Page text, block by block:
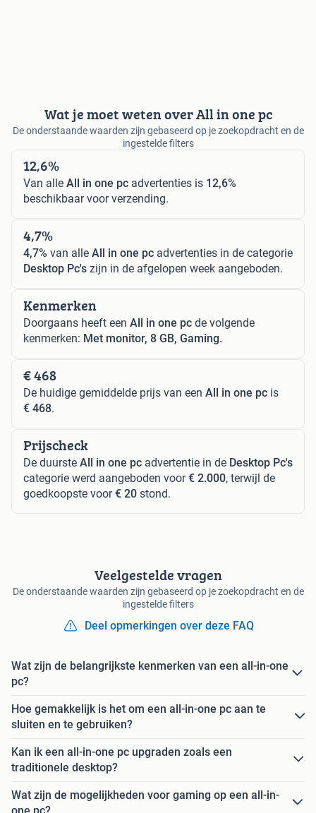
Wat je moet weten over All in one pc
De onderstaande waarden zijn gebaseerd op je zoekopdracht en de
ingestelde filters
12,6%
Van alle All in one pc advertenties is 12,6%
beschikbaar voor verzending.
4,7%
4,7% van alle All in one pc advertenties in de categorie
Desktop Pc's zijn in de afgelopen week aangeboden.
Kenmerken
Doorgaans heeft een All in one pc de volgende
kenmerken: Met monitor, 8 GB, Gaming.
€ 468
De huidige gemiddelde prijs van een All in one pc is
€ 468.
Prijscheck
De duurste All in one pc advertentie in de Desktop Pc's
categorie werd aangeboden voor€ 2.000, terwijl de
goedkoopste voor€ 20 stond.
Veelgestelde vragen
De onderstaande waarden zijn gebaseerd op je zoekopdracht en de
ingestelde filters
Deel opmerkingen over deze FAQ
Wat zijn de belangrijkste kenmerken van een all-in-one
pc?
Hoe gemakkelijk is het om een all-in-one pc aan te
sluiten en te gebruiken?
Kan ik een all-in-one pc upgraden zoals een
traditionele desktop?
Wat zijn de mogelijkheden voor gaming op een all-in-
one pc?